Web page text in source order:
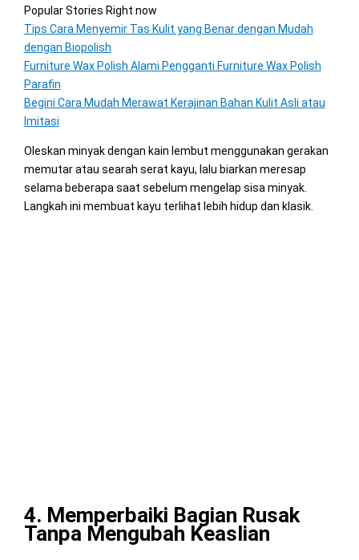
Popular Stories Right now
Tips Cara Menyemir Tas Kulit yang Benar dengan Mudah
dengan Biopolish
Furniture Wax Polish Alami Pengganti Furniture Wax Polish
Parafin
Begini Cara Mudah Merawat Kerajinan Bahan Kulit Asli atau
Imitasi
Oleskan minyak dengan kain lembut menggunakan gerakan
memutar atau searah serat kayu, lalu biarkan meresap
selama beberapa saat sebelum mengelap sisa minyak.
Langkah ini membuat kayu terlihat lebih hidup dan klasik.
4. Memperbaiki Bagian Rusak
Tanpa Mengubah Keaslian